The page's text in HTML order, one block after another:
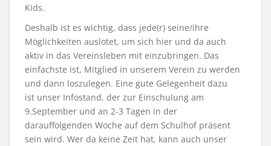
Kids.
Deshalb ist es wichtig, dass jede(r) seine/ihre
Möglichkeiten auslotet, um sich hier und da auch
aktiv in das Vereinsleben mit einzubringen. Das
einfachste ist, Mitglied in unserem Verein zu werden
und dann loszulegen. Eine gute Gelegenheit dazu
ist unser Infostand, der zur Einschulung am
9.September und an 2-3 Tagen in der
darauffolgenden Woche auf dem Schulhof präsent
sein wird. Wer da keine Zeit hat, kann auch unser